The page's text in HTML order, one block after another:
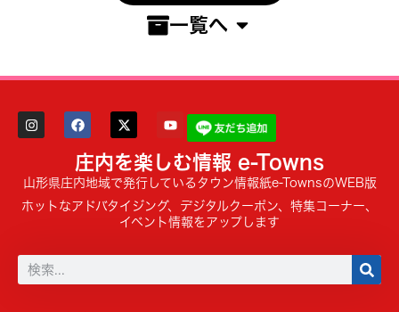
一覧へ
庄内を楽しむ情報 e-Towns
山形県庄内地域で発行しているタウン情報紙e-TownsのWEB版
ホットなアドバタイジング、デジタルクーポン、特集コーナー、
イベント情報をアップします